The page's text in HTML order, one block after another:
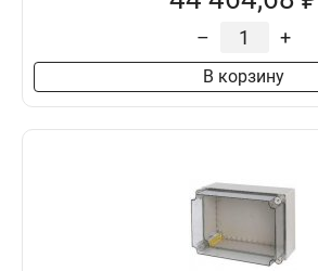
– +
В корзину